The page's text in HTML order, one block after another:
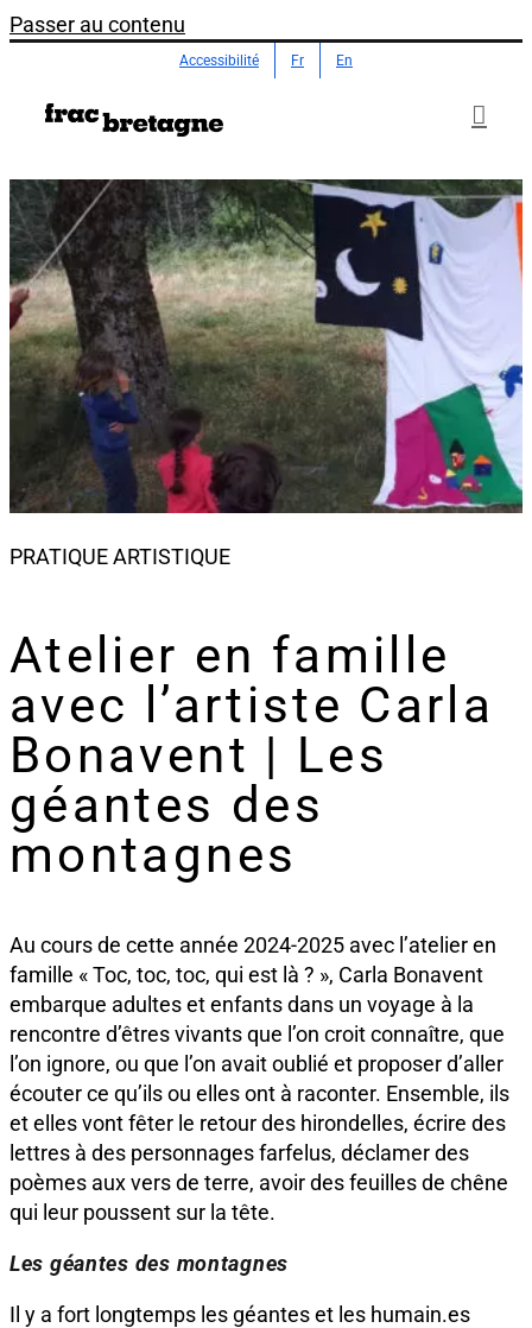
Passer au contenu
Accessibilité Fr En
PRATIQUE ARTISTIQUE
Atelier en famille
avec l’artiste Carla
Bonavent | Les
géantes des
montagnes
Au cours de cette année 2024-2025 avec l’atelier en
famille « Toc, toc, toc, qui est là ? », Carla Bonavent
embarque adultes et enfants dans un voyage à la
rencontre d’êtres vivants que l’on croit connaître, que
l’on ignore, ou que l’on avait oublié et proposer d’aller
écouter ce qu’ils ou elles ont à raconter. Ensemble, ils
et elles vont fêter le retour des hirondelles, écrire des
lettres à des personnages farfelus, déclamer des
poèmes aux vers de terre, avoir des feuilles de chêne
qui leur poussent sur la tête.
Les géantes des montagnes
Il y a fort longtemps les géantes et les humain.es